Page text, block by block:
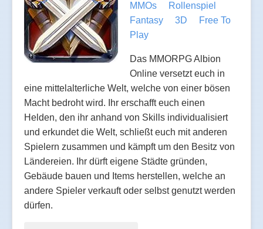
MMOs
Rollenspiel
Fantasy
3D
Free To
Play
Das MMORPG Albion
Online versetzt euch in
eine mittelalterliche Welt, welche von einer bösen
Macht bedroht wird. Ihr erschafft euch einen
Helden, den ihr anhand von Skills individualisiert
und erkundet die Welt, schließt euch mit anderen
Spielern zusammen und kämpft um den Besitz von
Ländereien. Ihr dürft eigene Städte gründen,
Gebäude bauen und Items herstellen, welche an
andere Spieler verkauft oder selbst genutzt werden
dürfen.